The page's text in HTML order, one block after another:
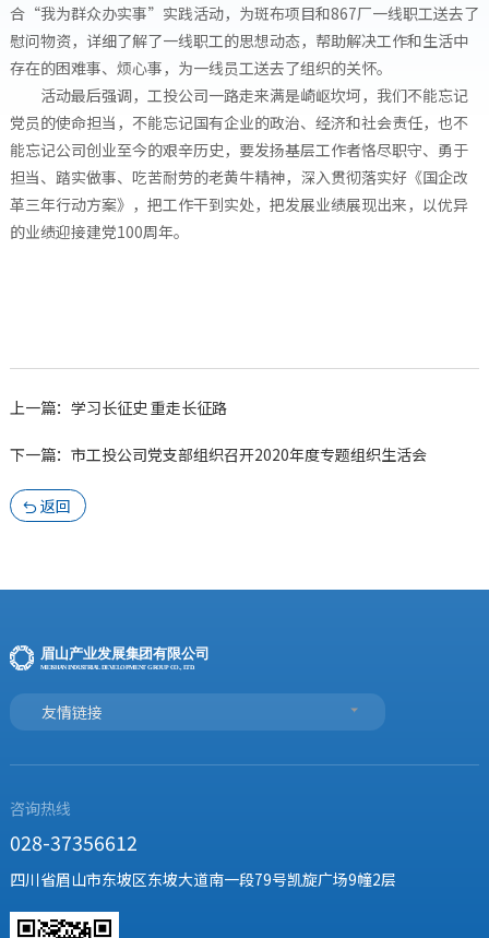
合“我为群众办实事”实践活动，为斑布项目和867厂一线职工送去了
慰问物资，详细了解了一线职工的思想动态，帮助解决工作和生活中
存在的困难事、烦心事，为一线员工送去了组织的关怀。
活动最后强调，工投公司一路走来满是崎岖坎坷，我们不能忘记
党员的使命担当，不能忘记国有企业的政治、经济和社会责任，也不
能忘记公司创业至今的艰辛历史，要发扬基层工作者恪尽职守、勇于
担当、踏实做事、吃苦耐劳的老黄牛精神，深入贯彻落实好《国企改
革三年行动方案》，把工作干到实处，把发展业绩展现出来，以优异
的业绩迎接建党100周年。
上一篇：学习长征史 重走长征路
下一篇：市工投公司党支部组织召开2020年度专题组织生活会
 返回
友情链接
咨询热线
028-37356612
四川省眉山市东坡区东坡大道南一段79号凯旋广场9幢2层